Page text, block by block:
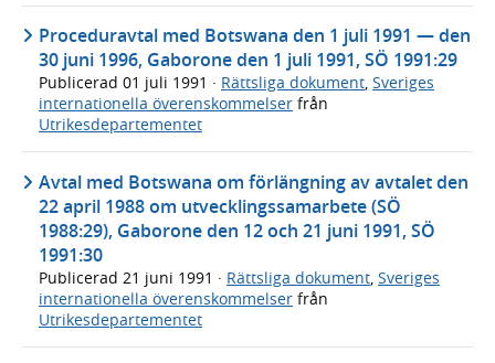
Proceduravtal med Botswana den 1 juli 1991 — den
30 juni 1996, Gaborone den 1 juli 1991, SÖ 1991:29
Publicerad 01 juli 1991 · Rättsliga dokument, Sveriges
internationella överenskommelser från
Utrikesdepartementet
Avtal med Botswana om förlängning av avtalet den
22 april 1988 om utvecklingssamarbete (SÖ
1988:29), Gaborone den 12 och 21 juni 1991, SÖ
1991:30
Publicerad 21 juni 1991 · Rättsliga dokument Sveriges
internationella överenskommelser från
Utrikesdepartementet